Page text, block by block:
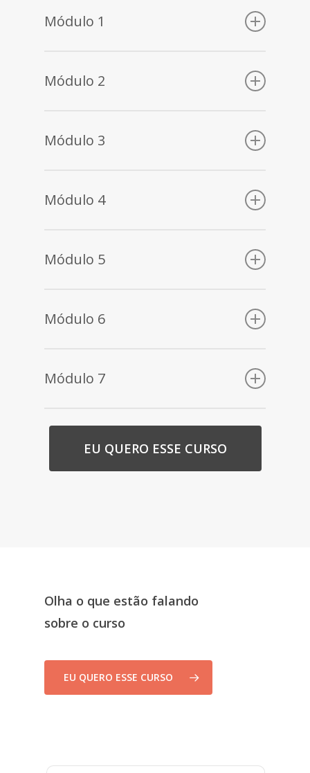
Módulo 1
Conceitos da Qualidade
Conceitos de Auditoria
Módulo 2
Responsabilidades e equipa
Módulo 3
Item 5: Liderança
Módulo 4
Item 7: Suporte
Módulo 5
Identificação e tratamento de NCs
Módulo 6
Item 10: Melhoria
Módulo 7
Avaliação e acompanhamento
EU QUERO ESSE CURSO
Olha o que estão falando
sobre o curso
EU QUERO ESSE CURSO